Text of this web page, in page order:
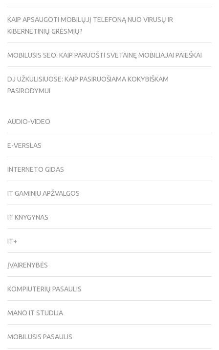
KAIP APSAUGOTI MOBILŲJĮ TELEFONĄ NUO VIRUSŲ IR
KIBERNETINIŲ GRĖSMIŲ?
MOBILUSIS SEO: KAIP PARUOŠTI SVETAINĘ MOBILIAJAI PAIEŠKAI
DJ UŽKULISIUOSE: KAIP PASIRUOŠIAMA KOKYBIŠKAM
PASIRODYMUI
AUDIO-VIDEO
E-VERSLAS
INTERNETO GIDAS
IT GAMINIU APŽVALGOS
IT KNYGYNAS
IT+
ĮVAIRENYBĖS
KOMPIUTERIŲ PASAULIS
MANO IT STUDIJA
MOBILUSIS PASAULIS